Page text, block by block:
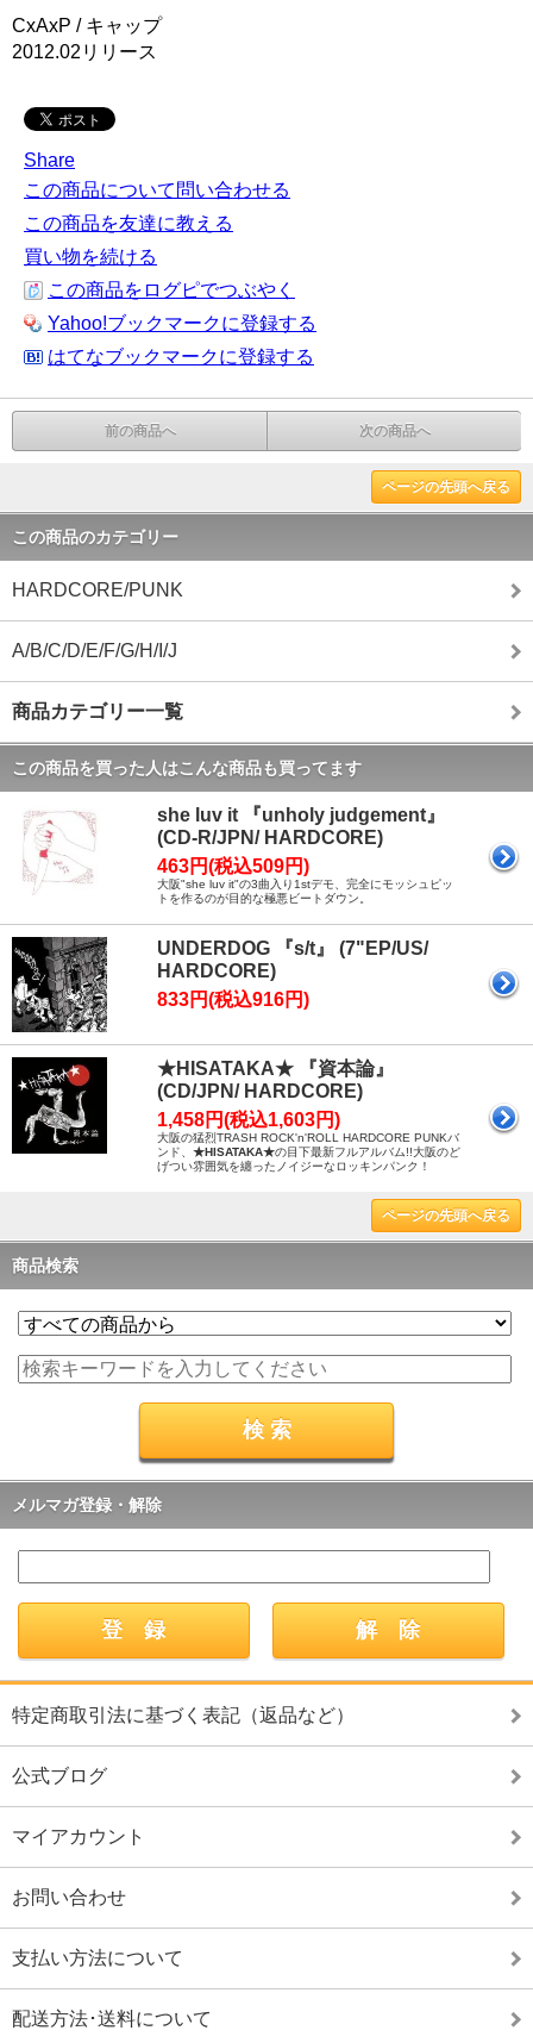
CxAxP / キャップ
2012.02リリース
Share
この商品について問い合わせる
この商品を友達に教える
買い物を続ける
この商品をログピでつぶやく
Yahoo!ブックマークに登録する
はてなブックマークに登録する
前の商品へ 次の商品へ
ページの先頭へ戻る
この商品のカテゴリー
HARDCORE/PUNK
A/B/C/D/E/F/G/H/I/J
商品カテゴリー一覧
この商品を買った人はこんな商品も買ってます
she luv it 『unholy judgement』
(CD-R/JPN/ HARDCORE)
463円(税込509円)
大阪"she luv it"の3曲入り1stデモ、完全にモッシュピッ
トを作るのが目的な極悪ビートダウン。
UNDERDOG 『s/t』 (7"EP/US/
HARDCORE)
833円(税込916円)
★HISATAKA★ 『資本論』
(CD/JPN/ HARDCORE)
1,458円(税込1,603円)
大阪の猛烈TRASH ROCK'n'ROLL HARDCORE PUNKバ
ンド、 ★HISATAKA★の目下最新フルアルバム!!大阪のど
げつい雰囲気を纏ったノイジーなロッキンパンク！
ページの先頭へ戻る
商品検索
メルマガ登録・解除
特定商取引法に基づく表記（返品など）
公式ブログ
マイアカウント
お問い合わせ
支払い方法について
配送方法･送料について